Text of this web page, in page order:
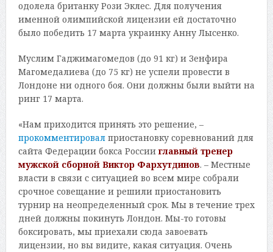
одолела британку Рози Эклес. Для получения
именной олимпийской лицензии ей достаточно
было победить 17 марта украинку Анну Лысенко.
Муслим Гаджимагомедов (до 91 кг) и Зенфира
Магомедалиева (до 75 кг) не успели провести в
Лондоне ни одного боя. Они должны были выйти на
ринг 17 марта.
«Нам приходится принять это решение, –
прокомментировалприостановку соревнований для
сайта Федерации бокса Россииглавный тренер
мужской сборной Виктор Фархутдинов. – Местные
власти в связи с ситуацией во всем мире собрали
срочное совещание и решили приостановить
турнир на неопределенный срок. Мы в течение трех
дней должны покинуть Лондон. Мы-то готовы
боксировать, мы приехали сюда завоевать
лицензии, но вы видите, какая ситуация. Очень